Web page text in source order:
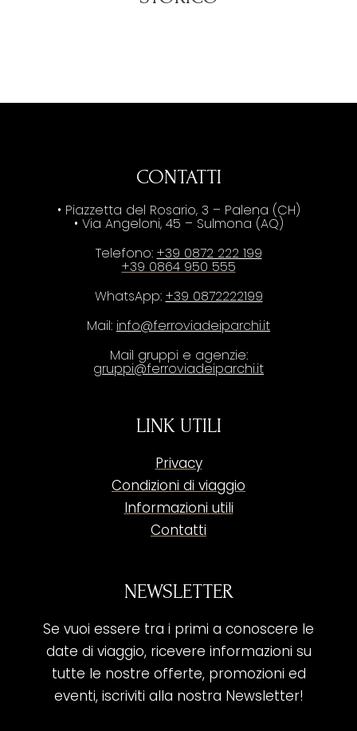
CONTATTI
• Piazzetta del Rosario, 3 – Palena (CH)
• Via Angeloni, 45 – Sulmona (AQ)
Telefono: +39 0872 222 199
+39 0864 950 555
WhatsApp: +39 0872222199
Mail: info@ferroviadeiparchi.it
Mail gruppi e agenzie:
gruppi@ferroviadeiparchi.it
LINK UTILI
Privacy
Condizioni di viaggio
Informazioni utili
Contatti
NEWSLETTER
Se vuoi essere tra i primi a conoscere le
date di viaggio, ricevere informazioni su
tutte le nostre offerte, promozioni ed
eventi, iscriviti alla nostra Newsletter!